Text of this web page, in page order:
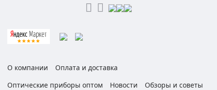
О компании
Оплата и доставка
Оптические приборы оптом
Новости
Обзоры и советы